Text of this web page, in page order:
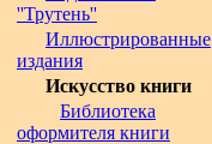
''Трутень''
Иллюстрированные
издания
Искусство книги
Библиотека
оформителя книги